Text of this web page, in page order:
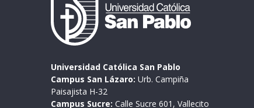
Universidad Católica San Pablo
Campus San Lázaro: Urb. Campiña
Paisajista H-32
Campus Sucre: Calle Sucre 601, Vallecito